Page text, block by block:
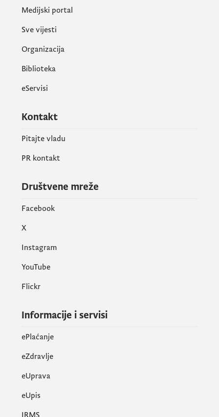
Medijski portal
Sve vijesti
Organizacija
Biblioteka
eServisi
Kontakt
Pitajte vladu
PR kontakt
Društvene mreže
Facebook
X
Instagram
YouTube
Flickr
Informacije i servisi
ePlaćanje
eZdravlje
eUprava
еUpis
IRMS